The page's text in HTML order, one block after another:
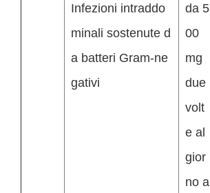
Infezioni intraddo
minali sostenute d
a batteri Gram-ne
gativi
da 5
00
mg
due
volt
e al
gior
no a